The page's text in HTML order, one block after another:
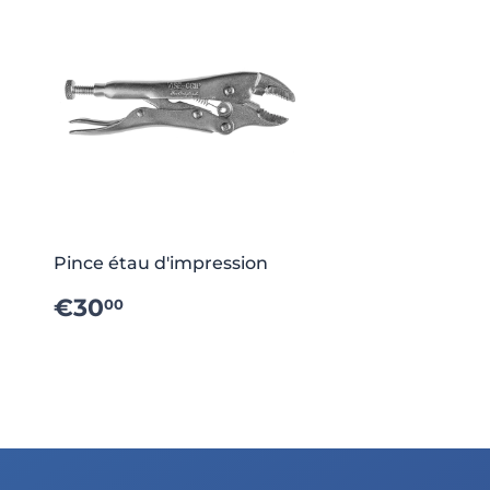
Pince étau d'impression
PRIX
RÉGULIER
€3000€30.00